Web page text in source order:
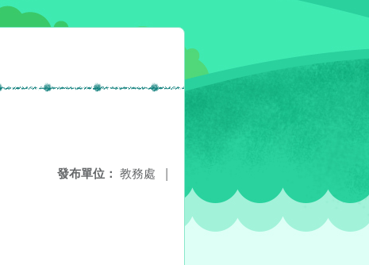
發布單位： 教務處 |